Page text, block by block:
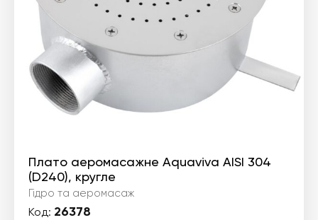
Плато аеромасажне Aquaviva AISI 304
(D240), кругле
Гідро та аеромасаж
Код: 26378